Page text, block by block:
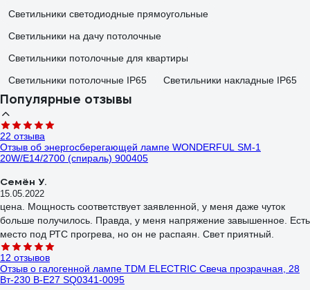
Светильники светодиодные прямоугольные
Светильники на дачу потолочные
Светильники потолочные для квартиры
Светильники потолочные IP65
Светильники накладные IP65
Популярные отзывы
22 отзыва
Отзыв об энергосберегающей лампе WONDERFUL SM-1
20W/E14/2700 (спираль) 900405
Семён У.
15.05.2022
цена. Мощность соответствует заявленной, у меня даже чуток
больше получилось. Правда, у меня напряжение завышенное. Есть
место под РТС прогрева, но он не распаян. Свет приятный.
12 отзывов
Отзыв о галогенной лампе TDM ELECTRIC Свеча прозрачная, 28
Вт-230 В-Е27 SQ0341-0095